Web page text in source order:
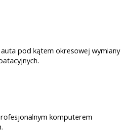
pod kątem okresowej wymiany
komputerem